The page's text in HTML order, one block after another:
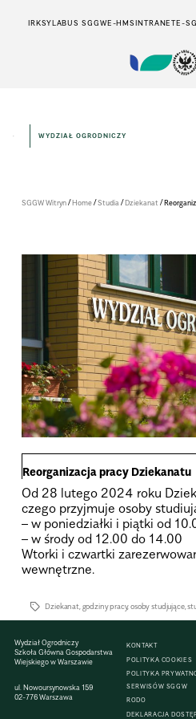
IRKSYLABUS SGGWE-HMSINTRANETE-
WYDZIAŁ OGRODNICZY
SGGW Witryn/Home/Studia/Dziekanat /
Reor­ga­ni­za­cja pracy Dzie­ka­natu
Od 28 lutego 2024 roku
czego przyj­muje osoby
– w ponie­działki i piątki od
– w środy od 12.00 do 14.00
Wtorki i czwartki
wewnętrzne.
Dziekanat, godziny pracy,osoby studjujące,
Wydział Ogrodniczy
Szkoła Główna Gospodarstwa
Wiejskiego w Warszawie
ul. Nowoursynowska 159
02-776 Warszawa
KONTAKT
POLITYKA COOKIES
POLITYKA
SERWISÓW SGGW
RODO
DEKLARACJA